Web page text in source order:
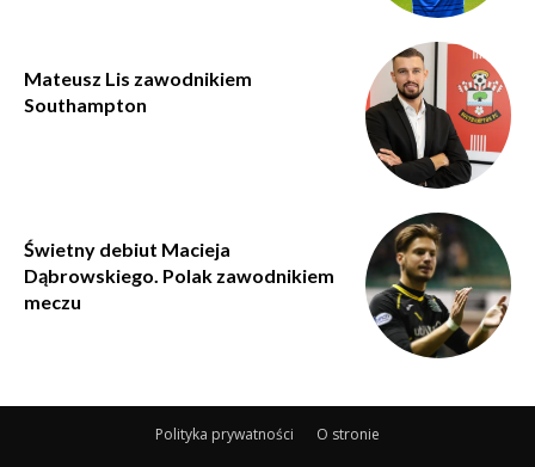
Mateusz Lis zawodnikiem
Southampton
Świetny debiut Macieja
Dąbrowskiego. Polak zawodnikiem
meczu
Polityka prywatności O stronie